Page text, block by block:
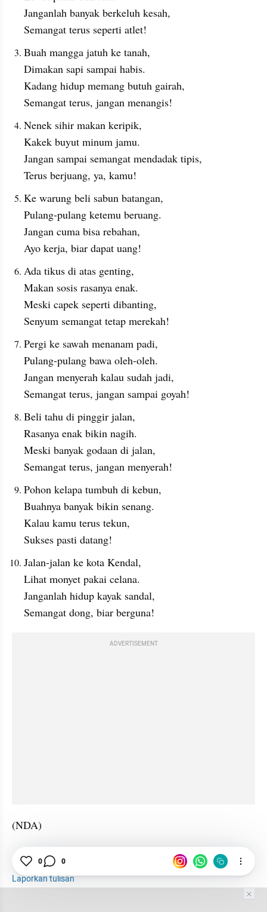
Janganlah banyak berkeluh kesah,
Semangat terus seperti atlet!
Buah mangga jatuh ke tanah,
Dimakan sapi sampai habis.
Kadang hidup memang butuh gairah,
Semangat terus, jangan menangis!
Nenek sihir makan keripik,
Kakek buyut minum jamu.
Jangan sampai semangat mendadak tipis,
Terus berjuang, ya, kamu!
Ke warung beli sabun batangan,
Pulang-pulang ketemu beruang.
Jangan cuma bisa rebahan,
Ayo kerja, biar dapat uang!
Ada tikus di atas genting,
Makan sosis rasanya enak.
Meski capek seperti dibanting,
Senyum semangat tetap merekah!
Pergi ke sawah menanam padi,
Pulang-pulang bawa oleh-oleh.
Jangan menyerah kalau sudah jadi,
Semangat terus, jangan sampai goyah!
Beli tahu di pinggir jalan,
Rasanya enak bikin nagih.
Meski banyak godaan di jalan,
Semangat terus, jangan menyerah!
Pohon kelapa tumbuh di kebun,
Buahnya banyak bikin senang.
Kalau kamu terus tekun,
Sukses pasti datang!
Jalan-jalan ke kota Kendal,
Lihat monyet pakai celana.
Janganlah hidup kayak sandal,
Semangat dong, biar berguna!
ADVERTISEMENT
(NDA)
Pantun
GPT
Laporkan tulisan
0 0